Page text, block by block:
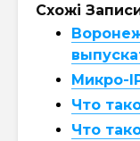
Схожі
Микро-
Что
Что